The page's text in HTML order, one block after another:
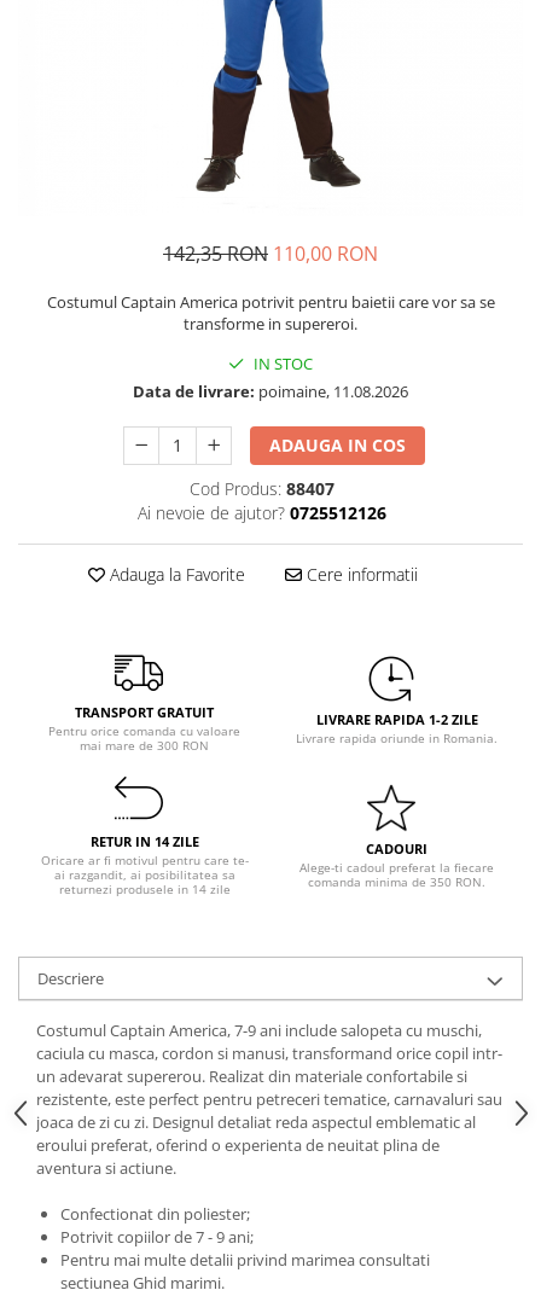
Petrecere Buburuza Miraculoasa
Petrecere Ferma Animalelor
Petrecere Little Star
Petrecere LOL Surprise
Petrecere Lovely Swan
Petrecere Minnie Mouse
Petrecere Printese Disney
Petreceri Adulti
Pastel Party
Petrecere Disco
Petrecere Tropicala
Summer Party
Petrecere Majorat
Petrecere 40 Ani
Petrecere 50 ani
Ocazie
Craciun
Gender Reveal
Baby Shower
Botez
Halloween
Nunta
Paste
Petrecere 1 An
Petreceri Aniversare
Valentine's Day
142,35 RON 110,00 RON
Costumul Captain America potrivit pentru baietii care vor sa se
transforme in supereroi.
IN STOC
Data de livrare: poimaine, 11.08.2026
ADAUGA IN COS
Cod Produs: 88407
Ai nevoie de ajutor? 0725512126
Adauga la Favorite Cere informatii
TRANSPORT GRATUIT
Pentru orice comanda cu valoare
mai mare de 300 RON
LIVRARE RAPIDA 1-2 ZILE
Livrare rapida oriunde in Romania.
RETUR IN 14 ZILE
Oricare ar fi motivul pentru care te-
ai razgandit, ai posibilitatea sa
returnezi produsele in 14 zile
CADOURI
Alege-ti cadoul preferat la fiecare
comanda minima de 350 RON.
Descriere
Costumul Captain America, 7-9 ani include salopeta cu muschi,
caciula cu masca, cordon si manusi, transformand orice copil intr-
un adevarat supererou. Realizat din materiale confortabile si
rezistente, este perfect pentru petreceri tematice, carnavaluri sau
joaca de zi cu zi. Designul detaliat reda aspectul emblematic al
eroului preferat, oferind o experienta de neuitat plina de
aventura si actiune.
Confectionat din poliester;
Potrivit copiilor de 7 - 9 ani;
Pentru mai multe detalii privind marimea consultati
sectiunea Ghid marimi.